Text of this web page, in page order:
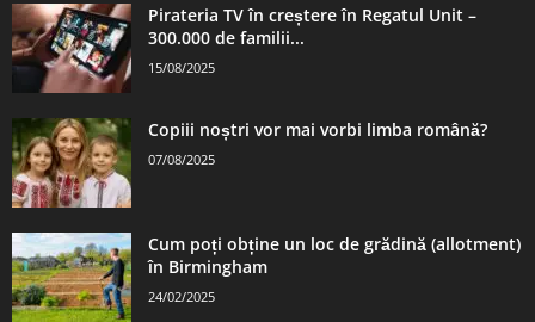
Pirateria TV în creștere în Regatul Unit –
300.000 de familii...
15/08/2025
Copiii noștri vor mai vorbi limba română?
07/08/2025
Cum poți obține un loc de grădină (allotment)
în Birmingham
24/02/2025